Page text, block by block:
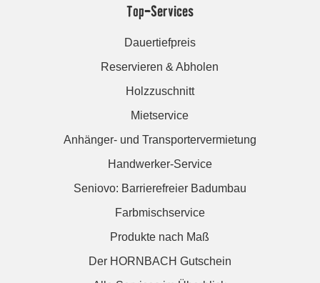
Top-Services
Dauertiefpreis
Reservieren & Abholen
Holzzuschnitt
Mietservice
Anhänger- und Transportervermietung
Handwerker-Service
Seniovo: Barrierefreier Badumbau
Farbmischservice
Produkte nach Maß
Der HORNBACH Gutschein